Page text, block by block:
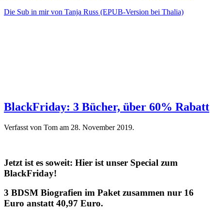
Die Sub in mir von Tanja Russ (EPUB-Version bei Thalia)
BlackFriday: 3 Bücher, über 60% Rabatt
Verfasst von Tom am 28. November 2019.
Jetzt ist es soweit: Hier ist unser Special zum
BlackFriday!
3 BDSM Biografien im Paket zusammen nur 16
Euro anstatt 40,97 Euro.